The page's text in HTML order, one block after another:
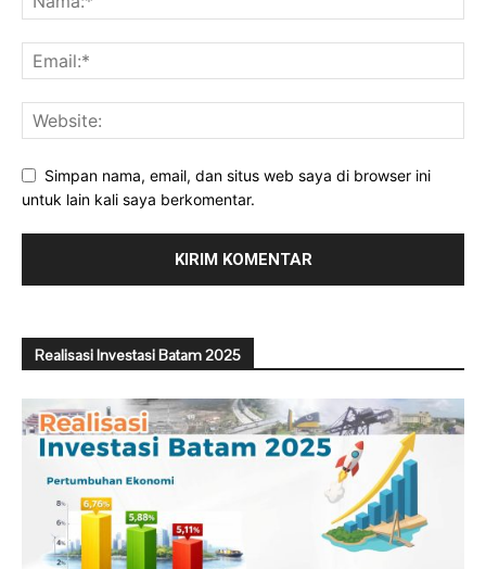
Simpan nama, email, dan situs web saya di browser ini
untuk lain kali saya berkomentar.
Realisasi Investasi Batam 2025